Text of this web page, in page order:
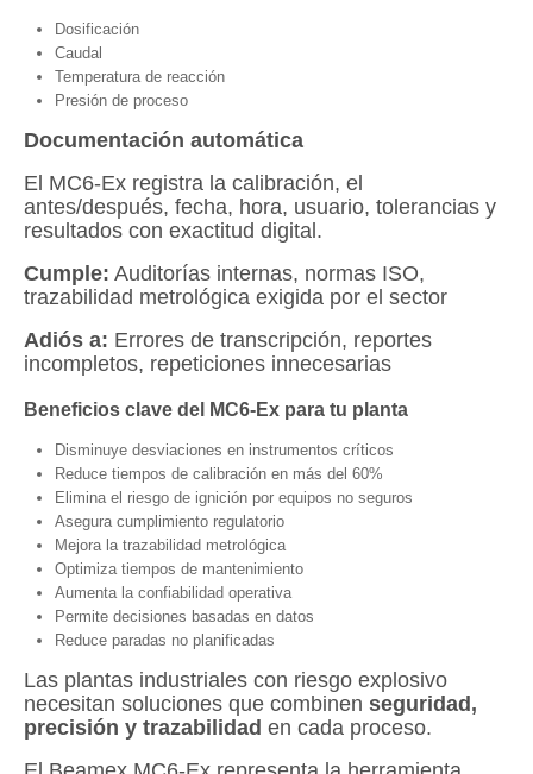
Dosificación
Caudal
Temperatura de reacción
Presión de proceso
Documentación automática
El MC6-Ex registra la calibración, el
antes/después, fecha, hora, usuario, tolerancias y
resultados con exactitud digital.
Cumple: Auditorías internas, normas ISO,
trazabilidad metrológica exigida por el sector
Adiós a: Errores de transcripción, reportes
incompletos, repeticiones innecesarias
Beneficios clave del MC6-Ex para tu planta
Disminuye desviaciones en instrumentos críticos
Reduce tiempos de calibración en más del 60%
Elimina el riesgo de ignición por equipos no seguros
Asegura cumplimiento regulatorio
Mejora la trazabilidad metrológica
Optimiza tiempos de mantenimiento
Aumenta la confiabilidad operativa
Permite decisiones basadas en datos
Reduce paradas no planificadas
Las plantas industriales con riesgo explosivo
necesitan soluciones que combinen seguridad,
precisión y trazabilidad en cada proceso.